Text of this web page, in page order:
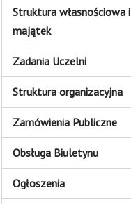
Struktura własnościowa i
majątek
Zadania Uczelni
Struktura organizacyjna
Zamówienia Publiczne
Obsługa Biuletynu
Ogłoszenia